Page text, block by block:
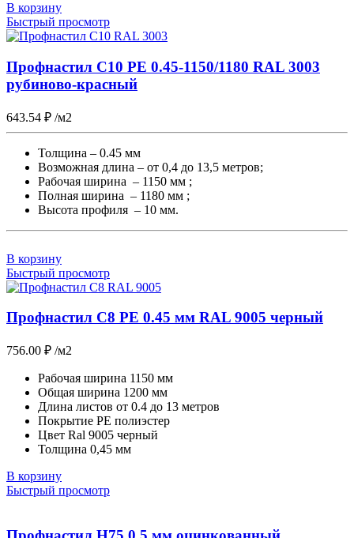
В корзину
Быстрый просмотр
Профнастил С10 PE 0.45-1150/1180 RAL 3003
рубиново-красный
643.54 ₽ /м2
Толщина – 0.45 мм
Возможная длина – от 0,4 до 13,5 метров;
Рабочая ширина – 1150 мм ;
Полная ширина – 1180 мм ;
Высота профиля – 10 мм.
В корзину
Быстрый просмотр
Профнастил С8 PE 0.45 мм RAL 9005 черный
756.00 ₽ /м2
Рабочая ширина 1150 мм
Общая ширина 1200 мм
Длина листов от 0.4 до 13 метров
Покрытие РЕ полиэстер
Цвет Ral 9005 черный
Толщина 0,45 мм
В корзину
Быстрый просмотр